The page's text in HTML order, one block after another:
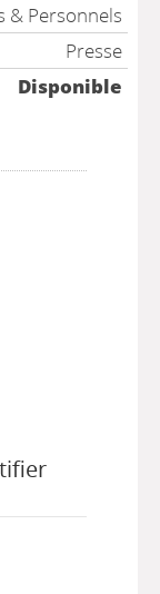
& Personnels
Presse
Disponible